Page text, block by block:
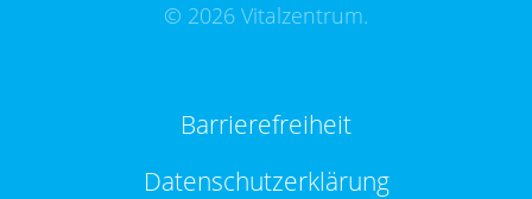
© 2026 Vitalzentrum.
Barrierefreiheit
Datenschutzerklärung